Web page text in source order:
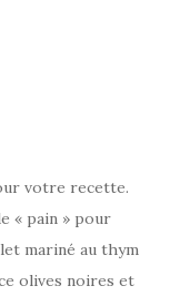
votre recette.
« pain » pour
mariné au thym
olives noires et